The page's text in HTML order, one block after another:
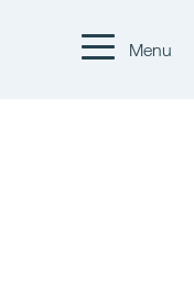
Menu